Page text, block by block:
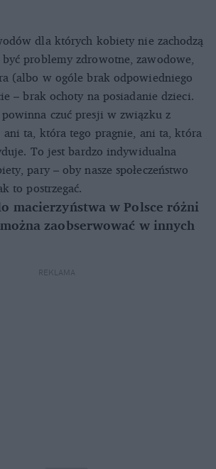
dla których kobiety nie zachodzą
problemy zdrowotne, zawodowe,
(albo w ogóle brak odpowiedniego
– brak ochoty na posiadanie dzieci.
czuć presji w związku z
ani ta, która tego pragnie, ani ta, która
To jest bardzo indywidualna
pary – oby nasze społeczeństwo
to postrzegać.
macierzyństwa w Polsce różni
zaobserwować w innych
REKLAMA